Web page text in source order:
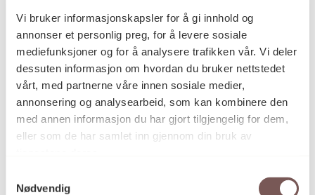
Vi bruker informasjonskapsler for å gi innhold og
annonser et personlig preg, for å levere sosiale
mediefunksjoner og for å analysere trafikken vår. Vi deler
dessuten informasjon om hvordan du bruker nettstedet
vårt, med partnerne våre innen sosiale medier,
annonsering og analysearbeid, som kan kombinere den
med annen informasjon du har gjort tilgjengelig for dem,
eller som de har samlet inn gjennom din bruk av
Nødvendig
Postadresse
Postboks 6994
St. Olavs plass
0130 Oslo
post@koro.no